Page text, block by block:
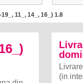
11_, 14_, 16_) 1.8
(in